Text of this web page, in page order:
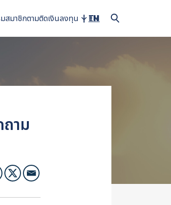
สมาชิกตามติดเงินลงทุน EN
TH
าม